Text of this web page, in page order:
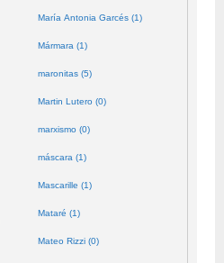
María Antonia Garcés (1)
Mármara (1)
maronitas (5)
Martin Lutero (0)
marxismo (0)
máscara (1)
Mascarille (1)
Mataré (1)
Mateo Rizzi (0)